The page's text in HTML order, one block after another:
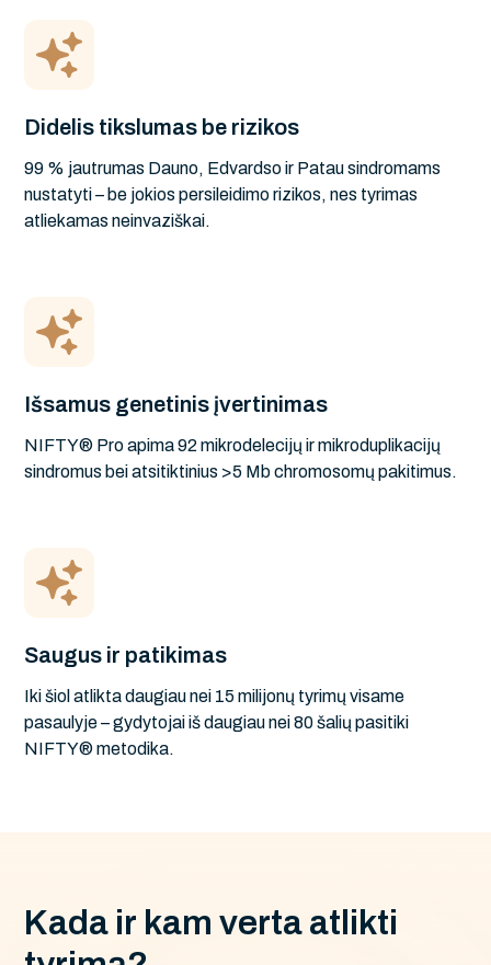
Didelis tikslumas be rizikos
99 % jautrumas Dauno, Edvardso ir Patau sindromams
nustatyti – be jokios persileidimo rizikos, nes tyrimas
atliekamas neinvaziškai.
Išsamus genetinis įvertinimas
NIFTY® Pro apima 92 mikrodelecijų ir mikroduplikacijų
sindromus bei atsitiktinius >5 Mb chromosomų pakitimus.
Saugus ir patikimas
Iki šiol atlikta daugiau nei 15 milijonų tyrimų visame
pasaulyje – gydytojai iš daugiau nei 80 šalių pasitiki
NIFTY® metodika.
Kada ir kam verta at i kti